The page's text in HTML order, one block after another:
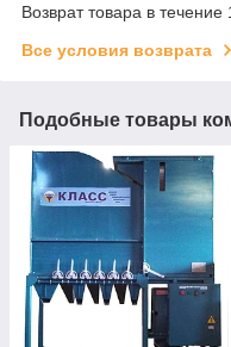
Возврат товара в
Все условия возврата
Подобные товары